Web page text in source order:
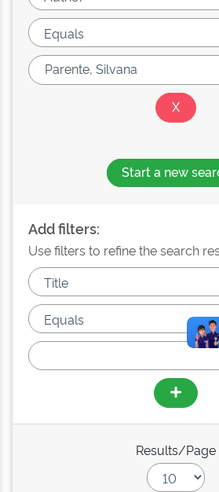
Start a new
Add filters:
Use filters to refine the search
Results/Page